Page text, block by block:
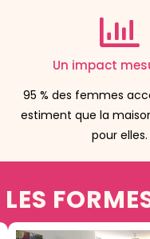
Un impact
95 % des femmes
estiment que la
pour elles.
LES